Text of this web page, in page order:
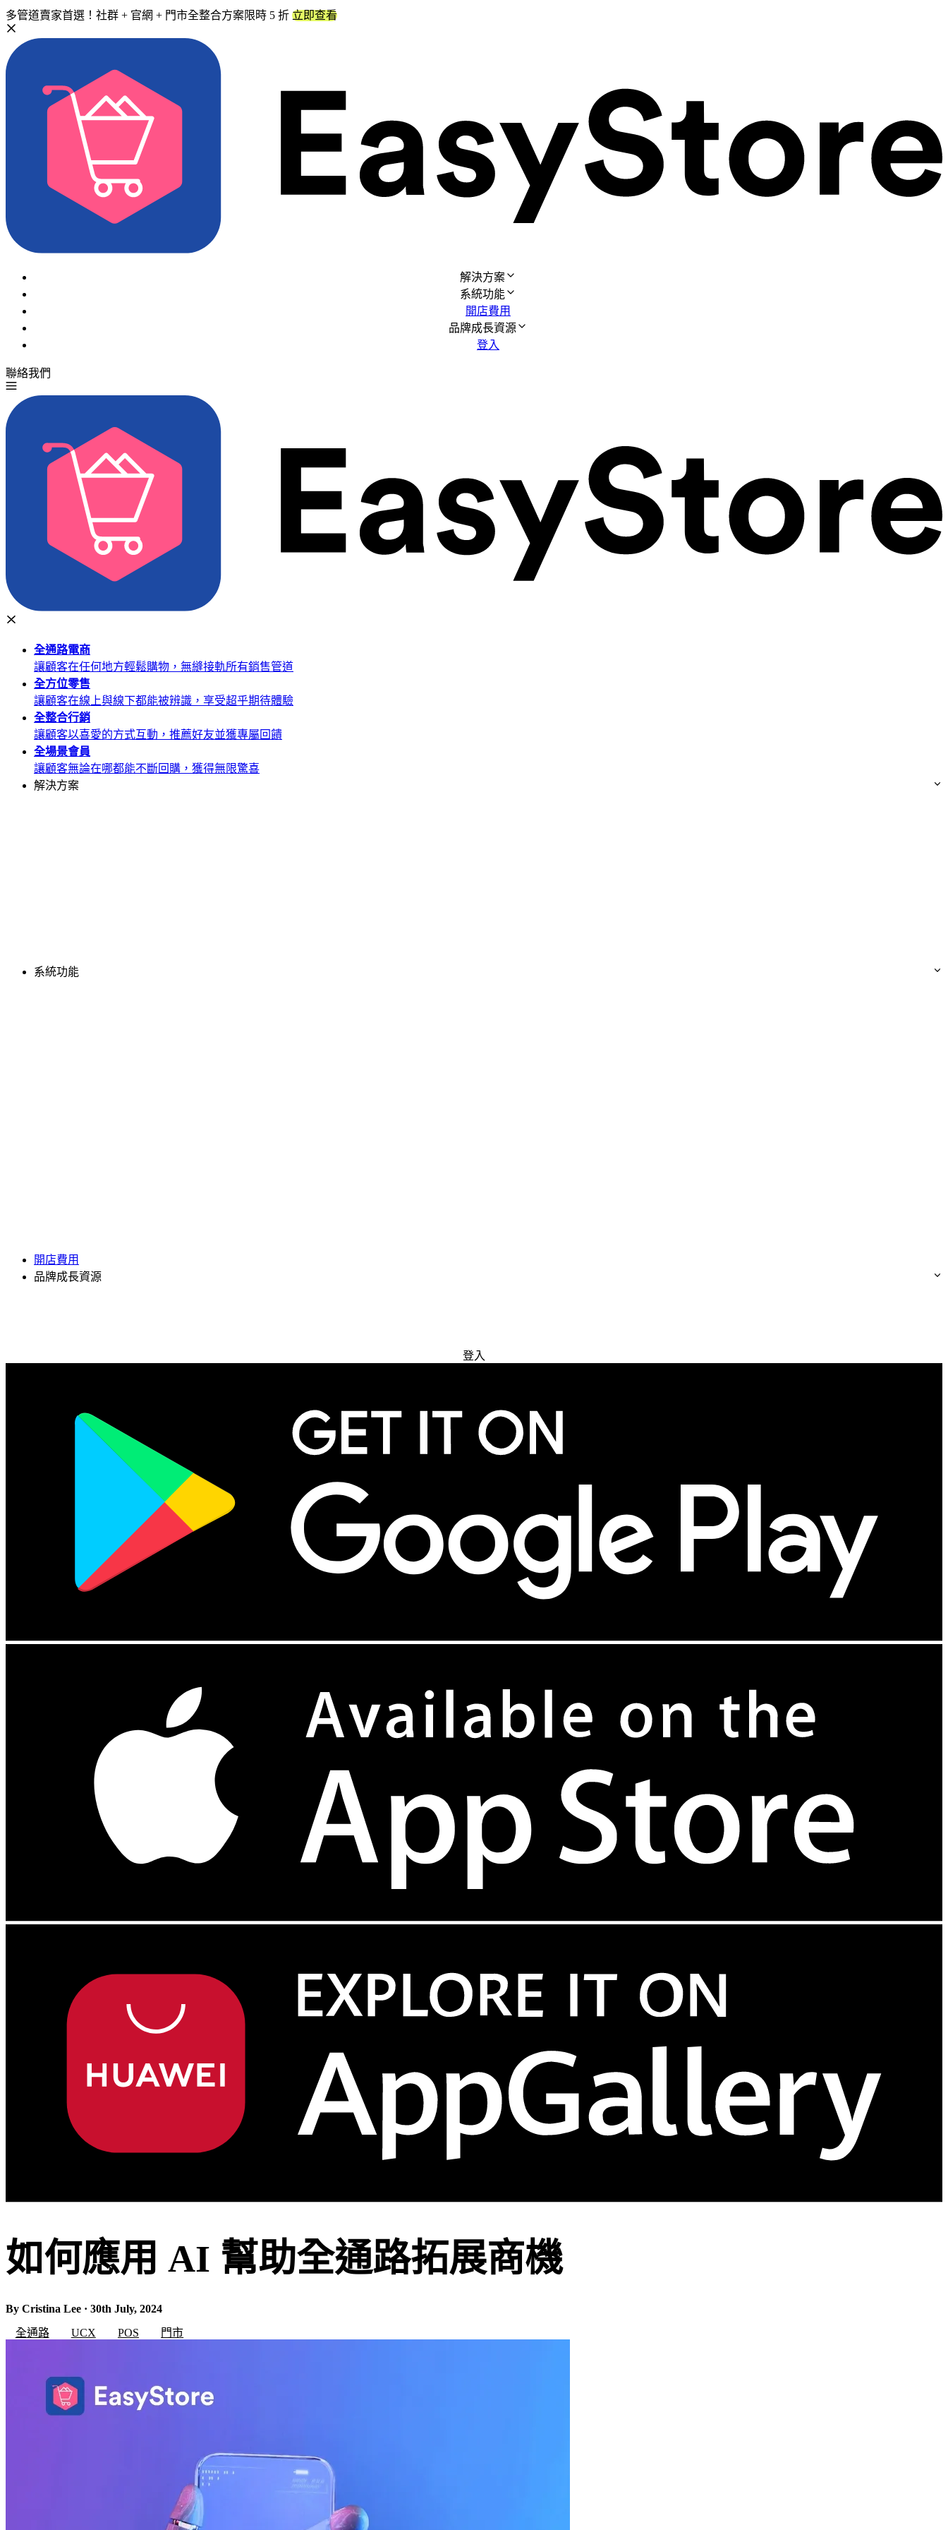
多管道賣家首選！社群 + 官網 + 門市全整合方案限時 5 折 立即查看
解決方案
系統功能
開店費用
品牌成長資源
登入
聯絡我們
全通路電商
讓顧客在任何地方輕鬆購物，無縫接軌所有銷售管道
全方位零售
讓顧客在線上與線下都能被辨識，享受超乎期待體驗
全整合行銷
讓顧客以喜愛的方式互動，推薦好友並獲專屬回饋
全場景會員
讓顧客無論在哪都能不斷回購，獲得無限驚喜
解決方案
系統功能
開店費用
品牌成長資源
登入
如何應用 AI 幫助全通路拓展商機
By Cristina Lee · 30th July, 2024
全通路
UCX POS 門市